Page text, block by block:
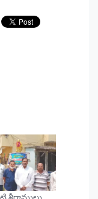
శ్రీరాములు